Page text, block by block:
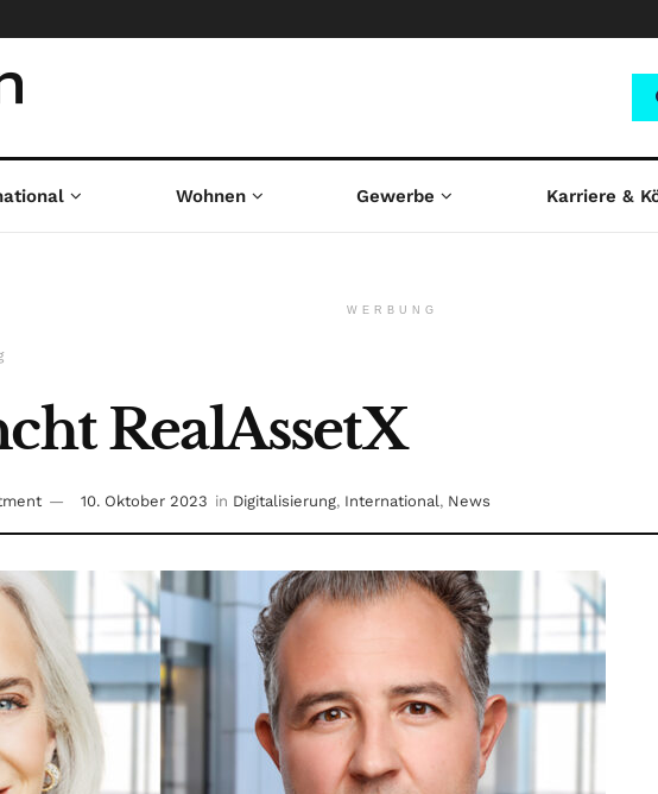
Wohnen Gewerbe Karriere &
WERBUNG
RealAssetX
10. Oktober 2023 in Digitalisierung, International, News